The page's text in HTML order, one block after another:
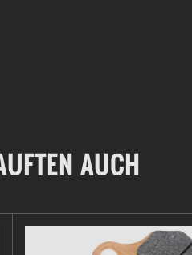
AUCH